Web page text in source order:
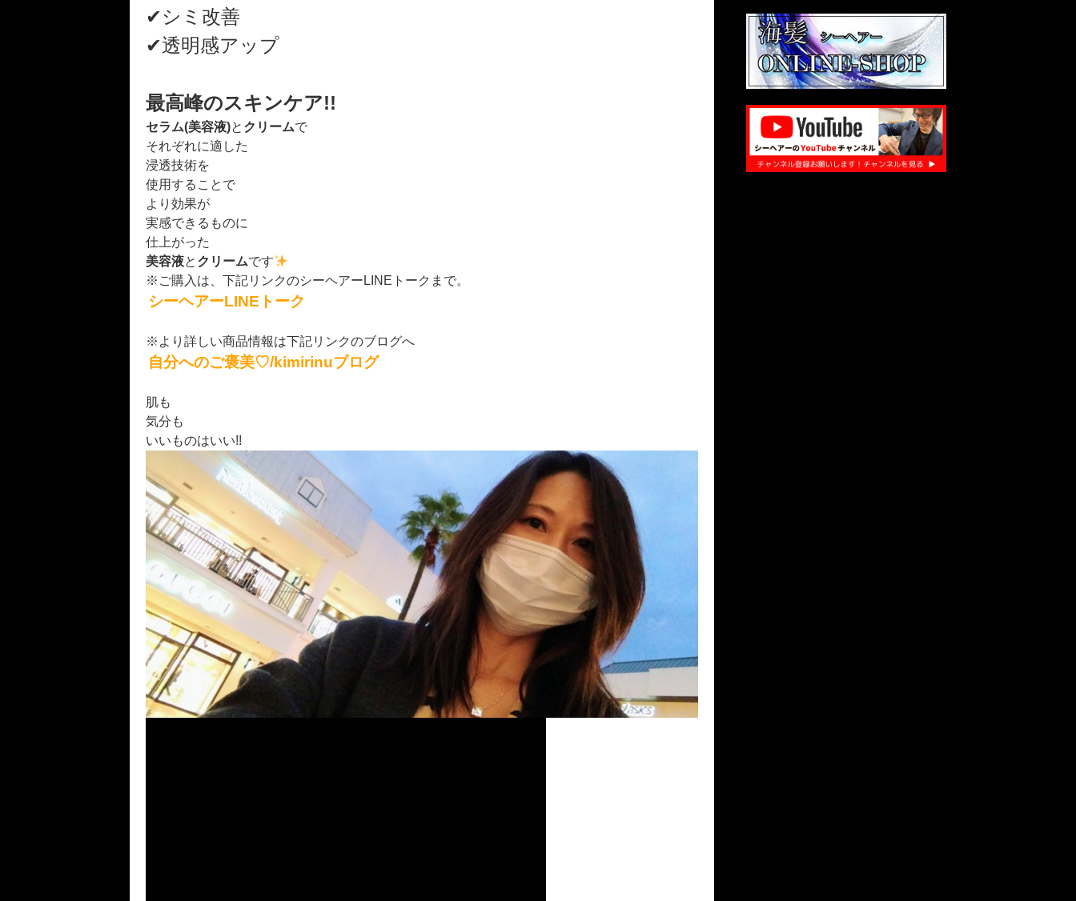
✔シミ改善
✔透明感アップ
最高峰のスキンケア!!
セラム(美容液)と クリームで
それぞれに適した
浸透技術を
使用することで
より効果が
実感できるものに
仕上がった
美容液と クリームです
※ご購入は、下記リンクのシーヘアーLINEトークまで。
シーヘアーLINEトーク
※より詳しい商品情報は下記リンクのブログへ
自分へのご褒美♡/kimirinuブログ
肌も
気分も
いいものはいい!!